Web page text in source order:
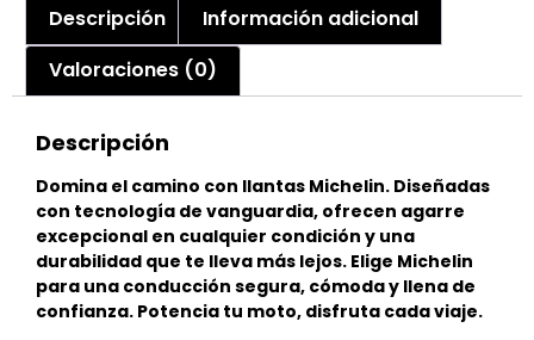
Descripción
Información adicional
Valoraciones (0)
Descripción
Domina el camino con llantas Michelin. Diseñadas
con tecnología de vanguardia, ofrecen agarre
excepcional en cualquier condición y una
durabilidad que te lleva más lejos. Elige Michelin
para una conducción segura, cómoda y llena de
confianza. Potencia tu moto, disfruta cada viaje.